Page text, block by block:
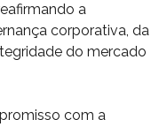
a
corporativa, da
do mercado
com a